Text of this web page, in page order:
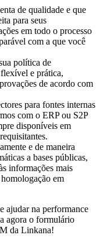
de qualidade e que
para seus
em todo o processo
com a que você
política de
e prática,
de acordo com
para fontes internas
com o ERP ou S2P
disponíveis em
e de maneira
a bases públicas,
informações mais
em
ajudar na performance
agora o formulário
da Linkana!